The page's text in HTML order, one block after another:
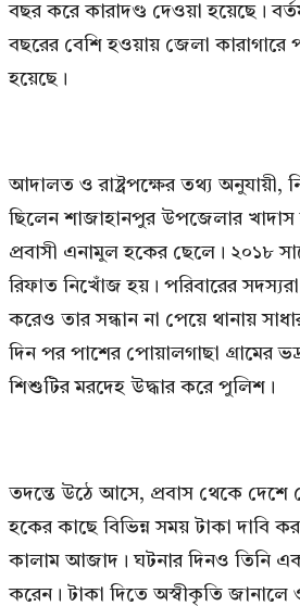
বছর করে কারাদণ্ড দেওয়া হয়েছে।
বছরের বেশি হওয়ায় জেলা কারাগারে
হয়েছে।
আদালত ও রাষ্ট্রপক্ষের তথ্য অনুযায়ী,
ছিলেন শাজাহানপুর উপজেলার
প্রবাসী এনামুল হকের ছেলে। ২০১৮
রিফাত নিখোঁজ হয়। পরিবারের সদস্যরা
করেও তার সন্ধান না পেয়ে থানায়
দিন পর পাশের পোয়ালগাছা গ্রামের
শিশুটির মরদেহ উদ্ধার করে পুলিশ।
তদন্তে উঠে আসে, প্রবাস থেকে দেশে
হকের কাছে বিভিন্ন সময় টাকা দাবি
কালাম আজাদ। ঘটনার দিনও তিনি
করেন। টাকা দিতে অস্বীকৃতি জানালে